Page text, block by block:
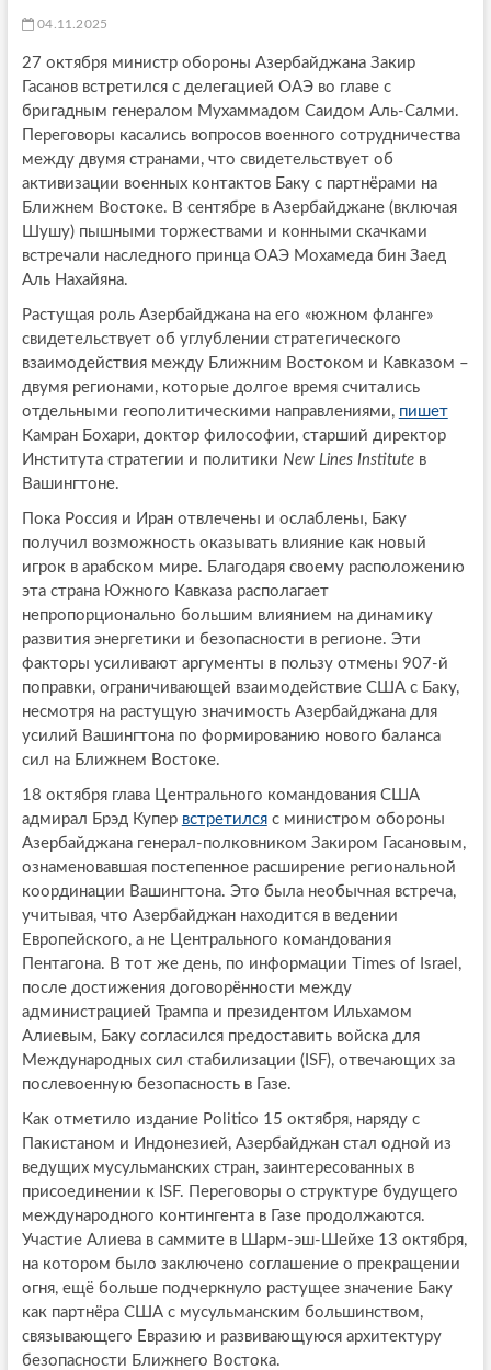
04.11.2025
27 октября министр обороны Азербайджана Закир
Гасанов встретился с делегацией ОАЭ во главе с
бригадным генералом Мухаммадом Саидом Аль-Салми.
Переговоры касались вопросов военного сотрудничества
между двумя странами, что свидетельствует об
активизации военных контактов Баку с партнёрами на
Ближнем Востоке. В сентябре в Азербайджане (включая
Шушу) пышными торжествами и конными скачками
встречали наследного принца ОАЭ Мохамеда бин Заед
Аль Нахайяна.
Растущая роль Азербайджана на его «южном фланге»
свидетельствует об углублении стратегического
взаимодействия между Ближним Востоком и Кавказом –
двумя регионами, которые долгое время считались
отдельными геополитическими направлениями, пишет
Камран Бохари, доктор философии, старший директор
Института стратегии и политики New Lines Instituteв
Вашингтоне.
Пока Россия и Иран отвлечены и ослаблены, Баку
получил возможность оказывать влияние как новый
игрок в арабском мире. Благодаря своему расположению
эта страна Южного Кавказа располагает
непропорционально большим влиянием на динамику
развития энергетики и безопасности в регионе. Эти
факторы усиливают аргументы в пользу отмены 907-й
поправки, ограничивающей взаимодействие США с Баку,
несмотря на растущую значимость Азербайджана для
усилий Вашингтона по формированию нового баланса
сил на Ближнем Востоке.
18 октября глава Центрального командования США
адмирал Брэд Купер встретилсяс министром обороны
Азербайджана генерал-полковником Закиром Гасановым,
ознаменовавшая постепенное расширение региональной
координации Вашингтона. Это была необычная встреча,
учитывая, что Азербайджан находится в ведении
Европейского, а не Центрального командования
Пентагона. В тот же день, по информации Times of Israel,
после достижения договорённости между
администрацией Трампа и президентом Ильхамом
Алиевым, Баку согласился предоставить войска для
Международных сил стабилизации (ISF), отвечающих за
послевоенную безопасность в Газе.
Как отметило издание Politico 15 октября, наряду с
Пакистаном и Индонезией, Азербайджан стал одной из
ведущих мусульманских стран, заинтересованных в
присоединении к ISF. Переговоры о структуре будущего
международного контингента в Газе продолжаются.
Участие Алиева в саммите в Шарм-эш-Шейхе 13 октября,
на котором было заключено соглашение о прекращении
огня, ещё больше подчеркнуло растущее значение Баку
как партнёра США с мусульманским большинством,
связывающего Евразию и развивающуюся архитектуру
безопасности Ближнего Востока.